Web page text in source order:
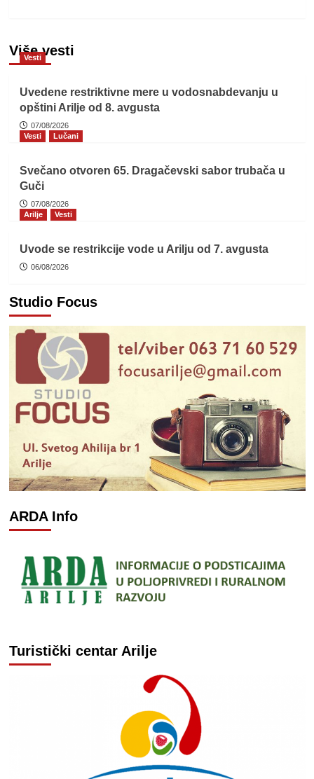
Više vesti
Vesti
Uvedene restriktivne mere u vodosnabdevanju u
opštini Arilje od 8. avgusta
07/08/2026
Vesti
Lučani
Svečano otvoren 65. Dragačevski sabor trubača u
Guči
07/08/2026
Arilje
Vesti
Uvode se restrikcije vode u Arilju od 7. avgusta
06/08/2026
Studio Focus
ARDA Info
Turistički centar Arilje